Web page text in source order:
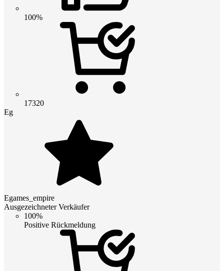
100%
17320
Eg
Egames_empire
Ausgezeichneter Verkäufer
100%
Positive Rückmeldung